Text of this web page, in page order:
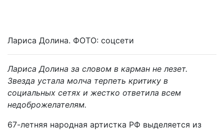
Лариса Долина. ФОТО: соцсети
Лариса Долина за словом в карман не лезет.
Звезда устала молча терпеть критику в
социальных сетях и жестко ответила всем
недоброжелателям.
67-летняя народная артистка РФ выделяется из